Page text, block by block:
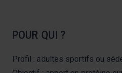
POUR QUI ?
Profil : adultes sportifs ou